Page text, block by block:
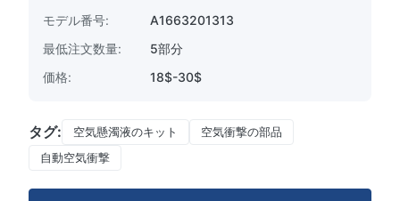
モデル番号:
A1663201313
最低注文数量:
5部分
価格:
18$-30$
タグ: 空気懸濁液のキット
空気衝撃の部品
自動空気衝撃